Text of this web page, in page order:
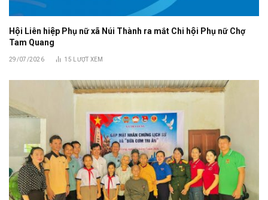
Hội Liên hiệp Phụ nữ xã Núi Thành ra mắt Chi hội Phụ nữ Chợ
Tam Quang
29/07/2026 15 LƯỢT XEM